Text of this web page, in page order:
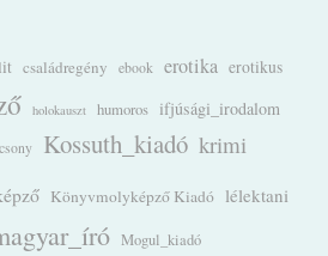
családregény ebook erotika erotikus
holokauszt humoros ifjúsági_irodalom
Kossuth_kiadó krimi
Könyvmolyképző Kiadó lélektani
Mogul_kiadó